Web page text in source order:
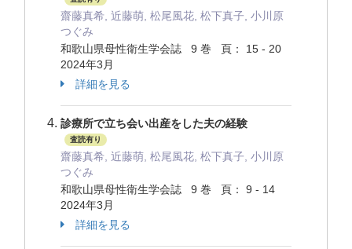
齋藤真希, 近藤萌, 松尾風花, 松下真子, 小川原
つぐみ
和歌山県母性衛生学会誌 9 巻 頁： 15 - 20
2024年3月
詳細を見る
診療所で立ち会い出産をした夫の経験
査読有り
齋藤真希, 近藤萌, 松尾風花, 松下真子, 小川原
つぐみ
和歌山県母性衛生学会誌 9 巻 頁： 9 - 14
2024年3月
詳細を見る